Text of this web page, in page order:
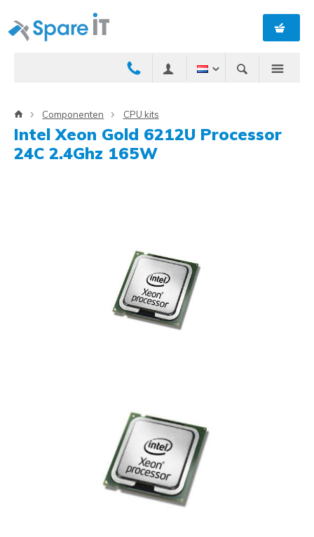
Componenten CPU kits
Intel Xeon Gold 6212U Processor
24C 2.4Ghz 165W